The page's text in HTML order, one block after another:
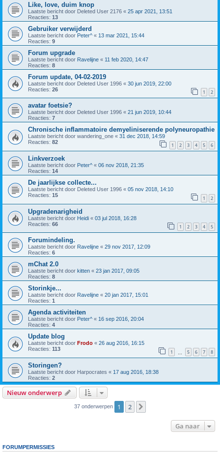
Like, love, duim knop
Laatste bericht door Deleted User 2176 « 25 apr 2021, 13:51
Reacties: 13
Gebruiker verwijderd
Laatste bericht door Peter^ « 13 mar 2021, 15:44
Reacties: 9
Forum upgrade
Laatste bericht door Ravelijne « 11 feb 2020, 14:47
Reacties: 8
Forum update, 04-02-2019
Laatste bericht door Deleted User 1996 « 30 jun 2019, 22:00
Reacties: 26 1 2
avatar foetsie?
Laatste bericht door Deleted User 1996 « 21 jun 2019, 10:44
Reacties: 7
Chronische inflammatoire demyeliniserende polyneuropathie
Laatste bericht door wandering_one « 31 dec 2018, 14:59
Reacties: 82 1 2 3 4 5 6
Linkverzoek
Laatste bericht door Peter^ « 06 nov 2018, 21:35
Reacties: 14
De jaarlijkse collecte...
Laatste bericht door Deleted User 1996 « 05 nov 2018, 14:10
Reacties: 15 1 2
Upgradenarigheid
Laatste bericht door Heidi « 03 jul 2018, 16:28
Reacties: 66 1 2 3 4 5
Forumindeling.
Laatste bericht door Ravelijne « 29 nov 2017, 12:09
Reacties: 6
mChat 2.0
Laatste bericht door kitten « 23 jan 2017, 09:05
Reacties: 8
Storinkje...
Laatste bericht door Ravelijne « 20 jan 2017, 15:01
Reacties: 1
Agenda activiteiten
Laatste bericht door Peter^ « 16 sep 2016, 20:04
Reacties: 4
Update blog
Laatste bericht door Frodo « 26 aug 2016, 16:15
Reacties: 113 1 5 6 7 8
Storingen?
Laatste bericht door Harpocrates « 17 aug 2016, 18:38
Reacties: 2
Nieuw onderwerp
37 onderwerpen 1 2
Ga naar
FORUMPERMISSIES